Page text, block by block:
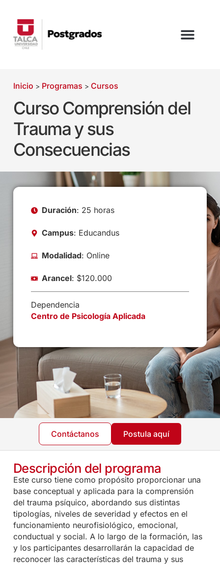
Inicio > Programas > Cursos
Curso Comprensión del
Trauma y sus
Consecuencias
Duración: 25 horas
Campus: Educandus
Modalidad: Online
Arancel: $120.000
Dependencia
Centro de Psicología Aplicada
Contáctanos Postula aquí
Descripción del programa
Este curso tiene como propósito proporcionar una
base conceptual y aplicada para la comprensión
del trauma psíquico, abordando sus distintas
tipologías, niveles de severidad y efectos en el
funcionamiento neurofisiológico, emocional,
conductual y social. A lo largo de la formación, las
y los participantes desarrollarán la capacidad de
reconocer las características del trauma y sus